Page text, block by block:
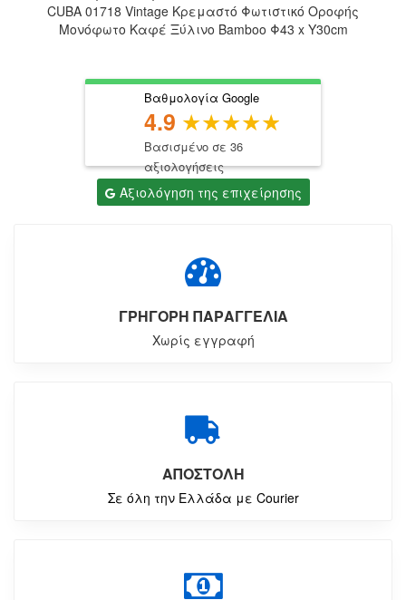
CUBA 01718 Vintage Κρεμαστό Φωτιστικό Οροφής
Μονόφωτο Καφέ Ξύλινο Bamboo Φ43 x Y30cm
Βαθμολογία Google
4.9
Βασισμένο σε 36
αξιολογήσεις
Αξιολόγηση της επιχείρησης
ΓΡΗΓΟΡΗ ΠΑΡΑΓΓΕΛΙΑ
Χωρίς εγγραφή
ΑΠΟΣΤΟΛΗ
Σε όλη την Ελλάδα με Courier